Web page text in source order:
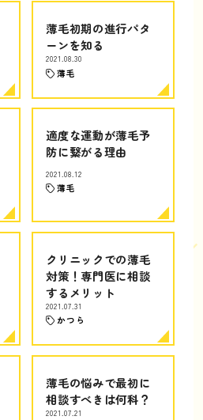
薄毛初期の進行パタ
ーンを知る
2021.08.30
薄毛
適度な運動が薄毛予
防に繋がる理由
2021.08.12
薄毛
クリニックでの薄毛
対策！専門医に相談
するメリット
2021.07.31
かつら
薄毛の悩みで最初に
相談すべきは何科？
2021.07.21